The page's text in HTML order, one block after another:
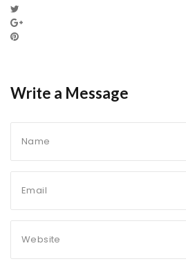
Write a Message